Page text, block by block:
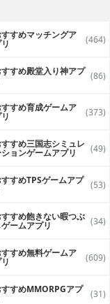
monster to
and upgrade
through
upgrading your
freeze/burn
blades, various
of blade will
more you
adventure.
impress you at
colorful
your hero
Tiger
すすめマッチングア (464)
すすめ殿堂入り神アプ (86)
すすめ育成ゲームア (373)
すすめ三国志シミュレ
ションゲームアプリ (49)
すすめTPSゲームアプ (53)
すすめ飽きない暇つぶ
ゲームアプリ (34)
すすめ無料ゲームア (609)
すすめ MMORPGアプ (31)